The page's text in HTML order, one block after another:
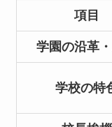
項目
学園の沿革
学校の特